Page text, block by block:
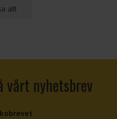
allt
vårt nyhetsbrev